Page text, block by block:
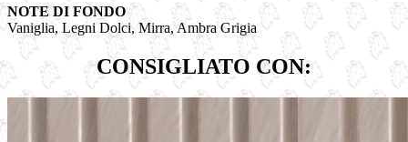
NOTE DI FONDO
Vaniglia, Legni Dolci, Mirra, Ambra Grigia
CONSIGLIATO CON: